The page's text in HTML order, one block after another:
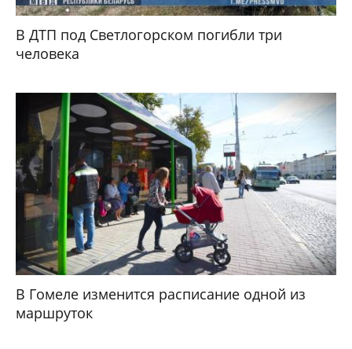
В ДТП под Светлогорском погибли три
человека
В Гомеле изменится расписание одной из
маршруток